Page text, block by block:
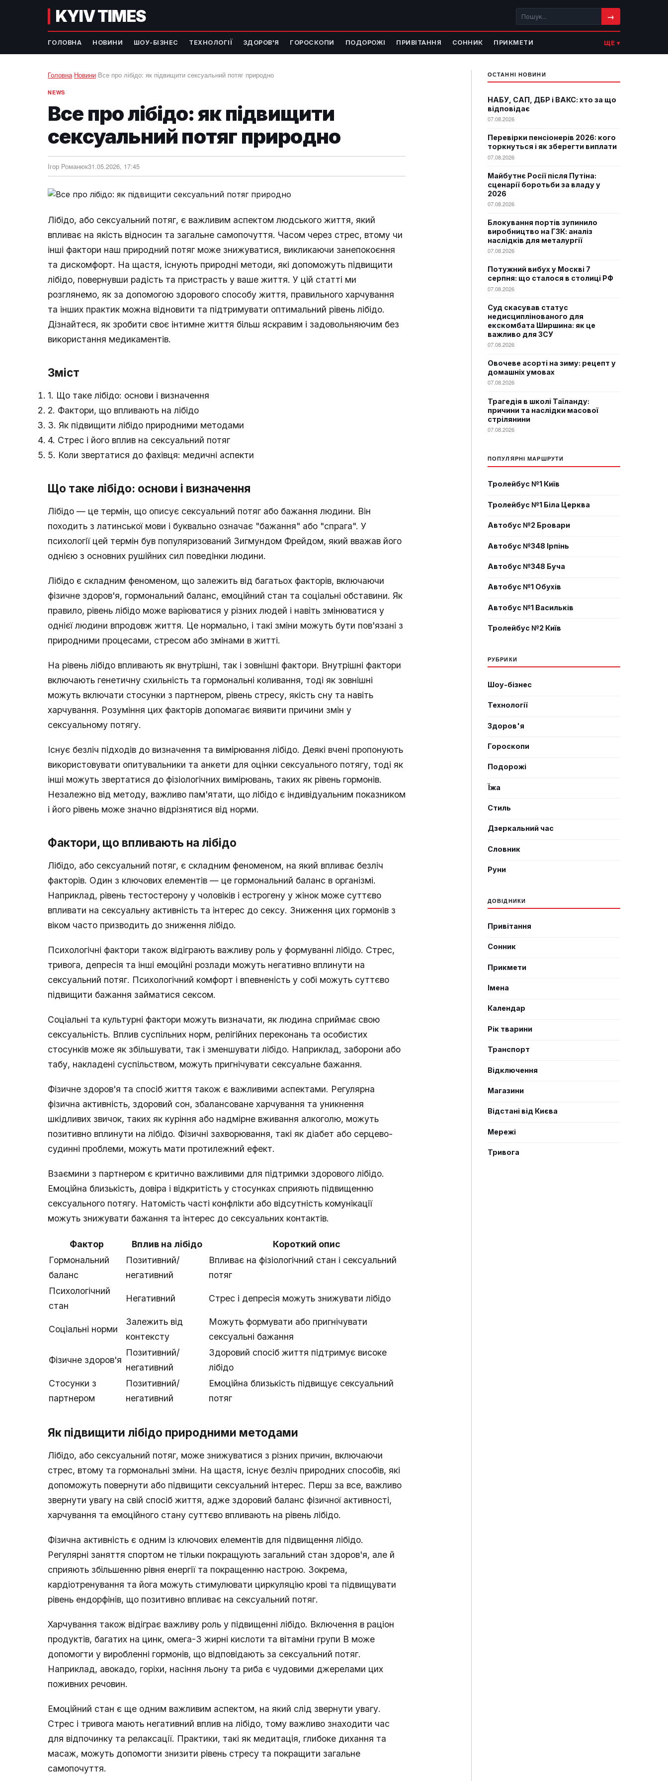
KYIV TIMES →
ГОЛОВНА НОВИНИ ШОУ-БІЗНЕС ТЕХНОЛОГІЇ ЗДОРОВ'Я ГОРОСКОПИ ПОДОРОЖІ ПРИВІТАННЯ СОННИК ПРИКМЕТИ ЩЕ ▾
Головна›Новини›Все про лібідо: як підвищити сексуальний потяг природно
NEWS
Все про лібідо: як підвищити
сексуальний потяг природно
Ігор Романюк31.05.2026, 17:45
Лібідо, або сексуальний потяг, є важливим аспектом людського життя, який
впливає на якість відносин та загальне самопочуття. Часом через стрес, втому чи
інші фактори наш природний потяг може знижуватися, викликаючи занепокоєння
та дискомфорт. На щастя, існують природні методи, які допоможуть підвищити
лібідо, повернувши радість та пристрасть у ваше життя. У цій статті ми
розглянемо, як за допомогою здорового способу життя, правильного харчування
та інших практик можна відновити та підтримувати оптимальний рівень лібідо.
Дізнайтеся, як зробити своє інтимне життя більш яскравим і задовольняючим без
використання медикаментів.
Зміст
1. Що таке лібідо: основи і визначення
2. Фактори, що впливають на лібідо
3. Як підвищити лібідо природними методами
4. Стрес і його вплив на сексуальний потяг
5. Коли звертатися до фахівця: медичні аспекти
Що таке лібідо: основи і визначення
Лібідо — це термін, що описує сексуальний потяг або бажання людини. Він
походить з латинської мови і буквально означає "бажання" або "спрага". У
психології цей термін був популяризований Зигмундом Фрейдом, який вважав його
однією з основних рушійних сил поведінки людини.
Лібідо є складним феноменом, що залежить від багатьох факторів, включаючи
фізичне здоров'я, гормональний баланс, емоційний стан та соціальні обставини. Як
правило, рівень лібідо може варіюватися у різних людей і навіть змінюватися у
однієї людини впродовж життя. Це нормально, і такі зміни можуть бути пов'язані з
природними процесами, стресом або змінами в житті.
На рівень лібідо впливають як внутрішні, так і зовнішні фактори. Внутрішні фактори
включають генетичну схильність та гормональні коливання, тоді як зовнішні
можуть включати стосунки з партнером, рівень стресу, якість сну та навіть
харчування. Розуміння цих факторів допомагає виявити причини змін у
сексуальному потягу.
Існує безліч підходів до визначення та вимірювання лібідо. Деякі вчені пропонують
використовувати опитувальники та анкети для оцінки сексуального потягу, тоді як
інші можуть звертатися до фізіологічних вимірювань, таких як рівень гормонів.
Незалежно від методу, важливо пам'ятати, що лібідо є індивідуальним показником
і його рівень може значно відрізнятися від норми.
Фактори, що впливають на лібідо
Лібідо, або сексуальний потяг, є складним феноменом, на який впливає безліч
факторів. Один з ключових елементів — це гормональний баланс в організмі.
Наприклад, рівень тестостерону у чоловіків і естрогену у жінок може суттєво
впливати на сексуальну активність та інтерес до сексу. Зниження цих гормонів з
віком часто призводить до зниження лібідо.
Психологічні фактори також відіграють важливу роль у формуванні лібідо. Стрес,
тривога, депресія та інші емоційні розлади можуть негативно вплинути на
сексуальний потяг. Психологічний комфорт і впевненість у собі можуть суттєво
підвищити бажання займатися сексом.
Соціальні та культурні фактори можуть визначати, як людина сприймає свою
сексуальність. Вплив суспільних норм, релігійних переконань та особистих
стосунків може як збільшувати, так і зменшувати лібідо. Наприклад, заборони або
табу, накладені суспільством, можуть пригнічувати сексуальне бажання.
Фізичне здоров'я та спосіб життя також є важливими аспектами. Регулярна
фізична активність, здоровий сон, збалансоване харчування та уникнення
шкідливих звичок, таких як куріння або надмірне вживання алкоголю, можуть
позитивно вплинути на лібідо. Фізичні захворювання, такі як діабет або серцево-
судинні проблеми, можуть мати протилежний ефект.
Взаємини з партнером є критично важливими для підтримки здорового лібідо.
Емоційна близькість, довіра і відкритість у стосунках сприяють підвищенню
сексуального потягу. Натомість часті конфлікти або відсутність комунікації
можуть знижувати бажання та інтерес до сексуальних контактів.
Фактор Вплив на лібідо
Короткий опис
Гормональний
баланс
Позитивний/
негативний
Впливає на фізіологічний стан і сексуальний
потяг
Психологічний
стан
Негативний Стрес і депресія можуть знижувати лібідо
Соціальні норми
Залежить від
контексту
Можуть формувати або пригнічувати
сексуальні бажання
Фізичне здоров'я
Позитивний/
негативний
Здоровий спосіб життя підтримує високе
лібідо
Стосунки з
партнером
Позитивний/
негативний
Емоційна близькість підвищує сексуальний
потяг
Як підвищити лібідо природними методами
Лібідо, або сексуальний потяг, може знижуватися з різних причин, включаючи
стрес, втому та гормональні зміни. На щастя, існує безліч природних способів, які
допоможуть повернути або підвищити сексуальний інтерес. Перш за все, важливо
звернути увагу на свій спосіб життя, адже здоровий баланс фізичної активності,
харчування та емоційного стану суттєво впливають на рівень лібідо.
Фізична активність є одним із ключових елементів для підвищення лібідо.
Регулярні заняття спортом не тільки покращують загальний стан здоров'я, але й
сприяють збільшенню рівня енергії та покращенню настрою. Зокрема,
кардіотренування та йога можуть стимулювати циркуляцію крові та підвищувати
рівень ендорфінів, що позитивно впливає на сексуальний потяг.
Харчування також відіграє важливу роль у підвищенні лібідо. Включення в раціон
продуктів, багатих на цинк, омега-3 жирні кислоти та вітаміни групи B може
допомогти у виробленні гормонів, що відповідають за сексуальний потяг.
Наприклад, авокадо, горіхи, насіння льону та риба є чудовими джерелами цих
поживних речовин.
Емоційний стан є ще одним важливим аспектом, на який слід звернути увагу.
Стрес і тривога мають негативний вплив на лібідо, тому важливо знаходити час
для відпочинку та релаксації. Практики, такі як медитація, глибоке дихання та
масаж, можуть допомогти знизити рівень стресу та покращити загальне
самопочуття.
ОСТАННІ НОВИНИ
НАБУ, САП, ДБР і ВАКС: хто за що
відповідає
07.08.2026
Перевірки пенсіонерів 2026: кого
торкнуться і як зберегти виплати
07.08.2026
Майбутнє Росії після Путіна:
сценарії боротьби за владу у
2026
07.08.2026
Блокування портів зупинило
виробництво на ГЗК: аналіз
наслідків для металургії
07.08.2026
Потужний вибух у Москві 7
серпня: що сталося в столиці РФ
07.08.2026
Суд скасував статус
недисциплінованого для
екскомбата Ширшина: як це
важливо для ЗСУ
07.08.2026
Овочеве асорті на зиму: рецепт у
домашніх умовах
07.08.2026
Трагедія в школі Таїланду:
причини та наслідки масової
стрілянини
07.08.2026
ПОПУЛЯРНІ МАРШРУТИ
Тролейбус №1 Київ
Тролейбус №1 Біла Церква
Автобус №2 Бровари
Автобус №348 Ірпінь
Автобус №348 Буча
Автобус №1 Обухів
Автобус №1 Васильків
Тролейбус №2 Київ
РУБРИКИ
Шоу-бізнес
Технології
Здоров'я
Гороскопи
Подорожі
Їжа
Стиль
Дзеркальний час
Словник
Руни
ДОВІДНИКИ
Привітання
Сонник
Прикмети
Імена
Календар
Рік тварини
Транспорт
Відключення
Магазини
Відстані від Києва
Мережі
Тривога